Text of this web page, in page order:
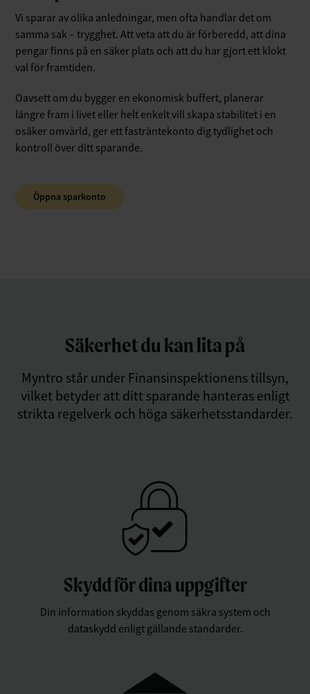
Vi sparar av olika anledningar, men ofta handlar det om
samma sak – trygghet. Att veta att du är förberedd, att dina
pengar finns på en säker plats och att du har gjort ett klokt
val för framtiden.
Oavsett om du bygger en ekonomisk buffert, planerar
längre fram i livet eller helt enkelt vill skapa stabilitet i en
osäker omvärld, ger ett fasträntekonto dig tydlighet och
kontroll över ditt sparande.
Öppna sparkonto
Säkerhet du kan lita på
Myntro står under Finansinspektionens tillsyn,
vilket betyder att ditt sparande hanteras enligt
strikta regelverk och höga säkerhetsstandarder.
Skydd för dina uppgifter
Din information skyddas genom säkra system och
dataskydd enligt gällande standarder.